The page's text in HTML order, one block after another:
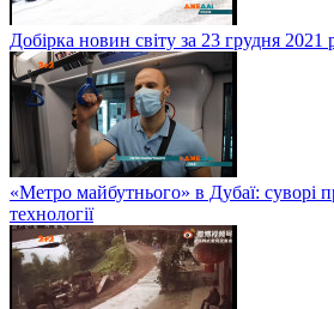
Добірка новин світу за 23 грудня 2021
«Метро майбутнього» в Дубаї: суворі
технології